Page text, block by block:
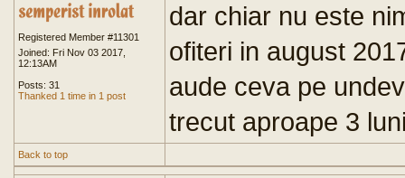
Registered Member #11301
Joined: Fri Nov 03 2017,
12:13AM
Posts: 31
Thanked 1 time in 1 post
dar chiar nu este
ofiteri in august
aude ceva pe
trecut aproape 3
Back to top